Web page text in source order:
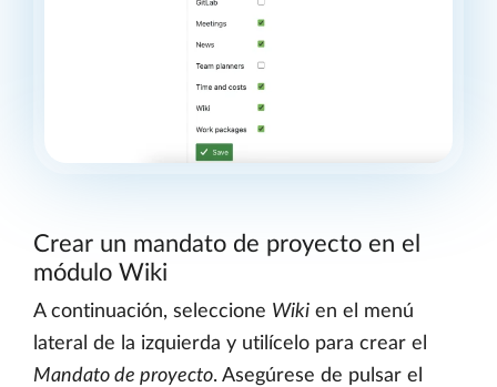
Crear un mandato de proyecto en el
módulo Wiki
A continuación, seleccione Wiki en el menú
lateral de la izquierda y utilícelo para crear el
Mandato de proyecto. Asegúrese de pulsar el